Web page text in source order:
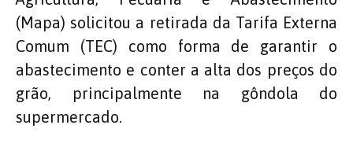
(Mapa) solicitou a retirada da Tarifa Externa
Comum (TEC) como forma de garantir o
abastecimento e conter a alta dos preços do
grão, principalmente na gôndola do
supermercado.